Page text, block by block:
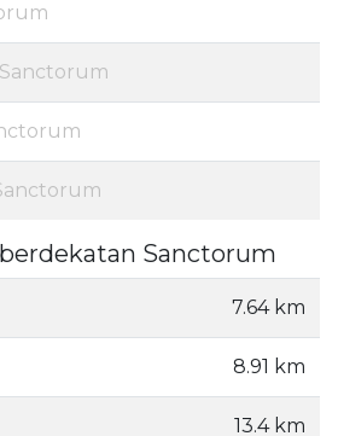
Sanctorum
7.64 km
8.91 km
13.4 km